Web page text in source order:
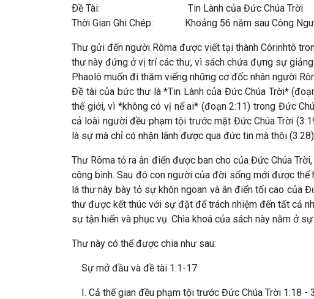
Ðề Tài: Tin Lành của Đức Chúa Trời
Thời Gian Ghi Chép: Khoảng 56 năm sau Công
Thư gửi đến người Rôma được viết tại thành Côrinhtô
thư này đứng ở vị trí các thư, vì sách chứa đựng sự
Phaolô muốn đi thăm viếng những cơ đốc nhân người
Đề tài của bức thư là *Tin Lành của Đức Chúa Trời*
thế giới, vì *không có vị nể ai* (đoạn 2:11) trong Đức
cả loài người đều phạm tội trước mặt Đức Chúa Trời
là sự mà chỉ có nhận lãnh được qua đức tin mà thôi
Thư Rôma tỏ ra ân điển được ban cho của Đức Chúa
công bình. Sau đó con người của đời sống mới được
lá thư này bày tỏ sự khôn ngoan và ân điển tối cao của
thư được kết thúc với sự đặt để trách nhiệm đến tất cả
sự tận hiến và phục vụ. Chìa khoá của sách này nằm ở
Thư này có thể được chia như sau:
Sự mở đầu và đề tài 1:1-17
I. Cả thế gian đều phạm tội trước Đức Chúa Trời 1:18 -